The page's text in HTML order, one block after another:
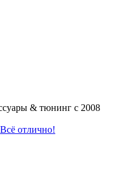
& тюнинг с 2008
Всё отлично!